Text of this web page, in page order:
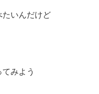
たいんだけど
みよう